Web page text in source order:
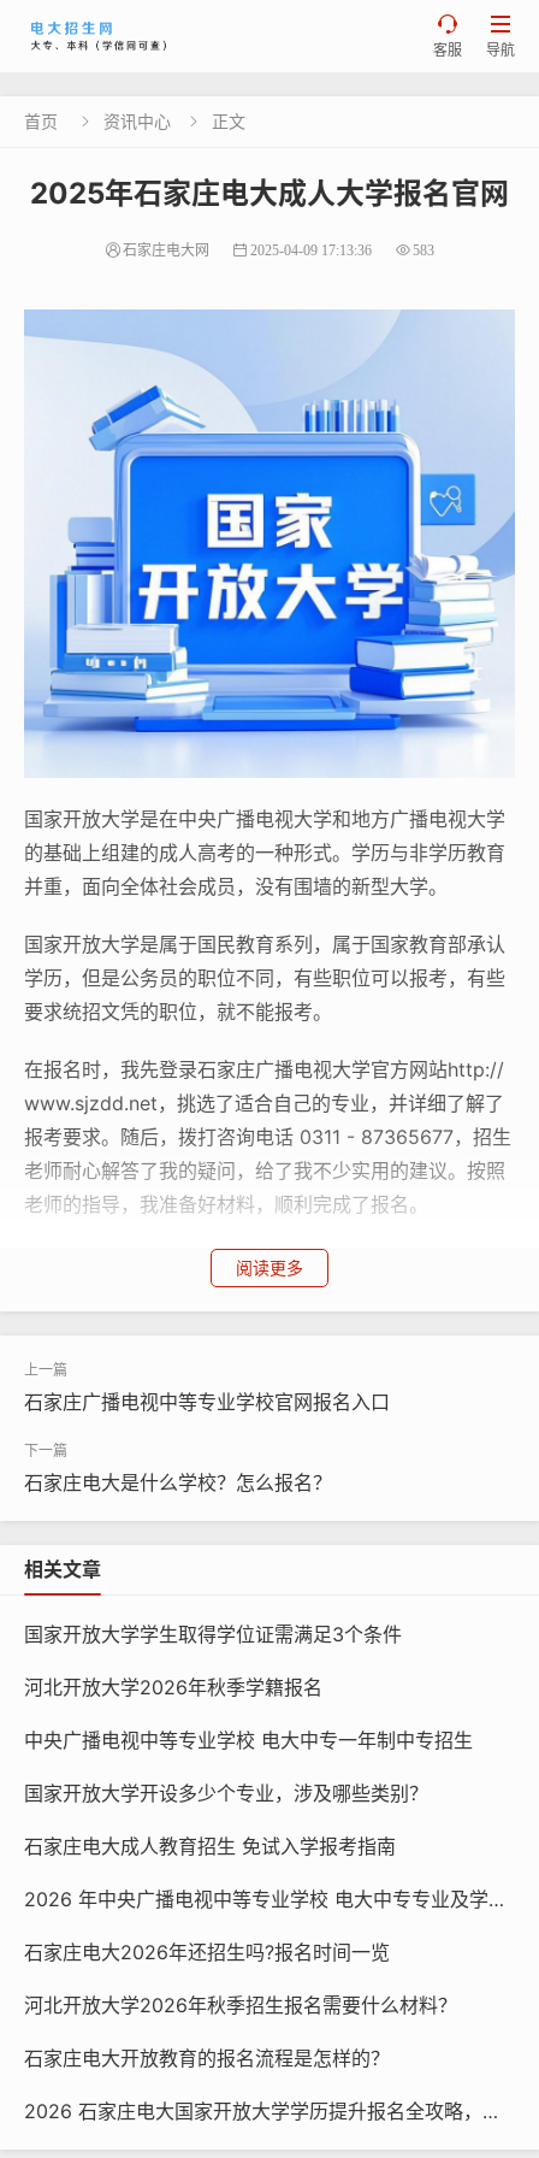

导航

客服
首页  资讯中心  正文
2025年石家庄电大成人大学报名官网
石家庄电大网 2025-04-09 17:13:36 583
国家开放大学是在中央广播电视大学和地方广播电视大学
的基础上组建的成人高考的一种形式。学历与非学历教育
并重，面向全体社会成员，没有围墙的新型大学。
国家开放大学是属于国民教育系列，属于国家教育部承认
学历，但是公务员的职位不同，有些职位可以报考，有些
要求统招文凭的职位，就不能报考。
在报名时，我先登录石家庄广播电视大学官方网站http://
www.sjzdd.net，挑选了适合自己的专业，并详细了解了
报考要求。随后，拨打咨询电话 0311 - 87365677，招生
老师耐心解答了我的疑问，给了我不少实用的建议。按照
老师的指导，我准备好材料，顺利完成了报名。
咨询电话：0311-87365677；18332470
如下：
高中起点专科：学制通常为 2.5 年，学籍自注册入学起八
年内有效。学生需在规定时间内修满专业教学计划规定的
留 8 年。学生要按照培养目标和教学计划完成课程学习，
每科综合成绩达到 60 分可获得相应学分，累积到本科专
件，才能申请毕业。
高中起点本科：学制为 5 年，在 8 年学籍有效期内，学生
需修完专业教学计划中规定的课程，达到毕业最低总学分
报名时请携带本人毕业证书、身份证原件及复印件，近期
正面免冠蓝底彩照电子照片，120元报名费，600元书
7（微信同号）
阅读更多
石家庄广播电视中等专业学校官网报名入口
石家庄电大是什么学校？怎么报名？
相关文章
国家开放大学学生取得学位证需满足3个条件
河北开放大学2026年秋季学籍报名
中央广播电视中等专业学校 电大中专一年制中专招生
国家开放大学开设多少个专业，涉及哪些类别？
石家庄电大成人教育招生 免试入学报考指南
2026 年中央广播电视中等专业学校 电大中专专业及学费一览
石家庄电大2026年还招生吗?报名时间一览
河北开放大学2026年秋季招生报名需要什么材料？
石家庄电大开放教育的报名流程是怎样的？
2026 石家庄电大国家开放大学学历提升报名全攻略，官方渠道速看